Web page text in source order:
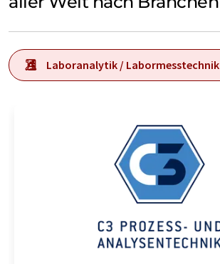
Laboranalytik / Labormesstechnik